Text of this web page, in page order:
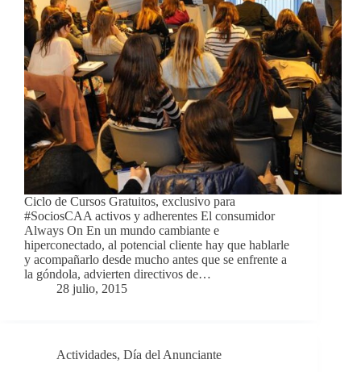
Ciclo de Cursos Gratuitos, exclusivo para
#SociosCAA activos y adherentes El consumidor
Always On En un mundo cambiante e
hiperconectado, al potencial cliente hay que hablarle
y acompañarlo desde mucho antes que se enfrente a
la góndola, advierten directivos de…
28 julio, 2015
Actividades, Día del Anunciante